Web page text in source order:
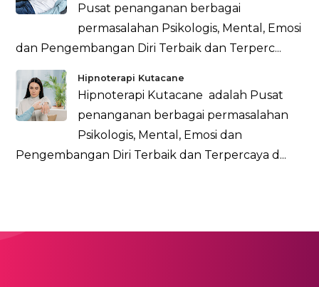
Pusat penanganan berbagai
permasalahan Psikologis, Mental, Emosi
dan Pengembangan Diri Terbaik dan Terperc...
Hipnoterapi Kutacane
Hipnoterapi Kutacane adalah Pusat
penanganan berbagai permasalahan
Psikologis, Mental, Emosi dan
Pengembangan Diri Terbaik dan Terpercaya d...